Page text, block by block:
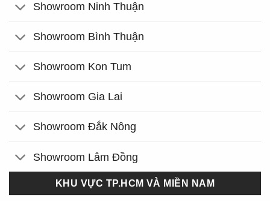
Showroom Ninh Thuận
Showroom Bình Thuận
Showroom Kon Tum
Showroom Gia Lai
Showroom Đắk Nông
Showroom Lâm Đồng
KHU VỰC TP.HCM VÀ MIỀN NAM